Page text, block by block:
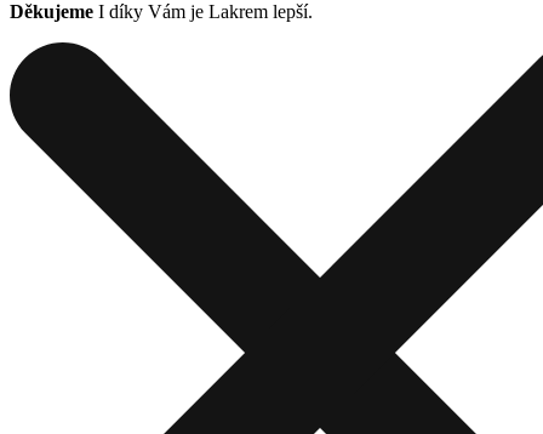
Děkujeme I díky Vám je Lakrem lepší.